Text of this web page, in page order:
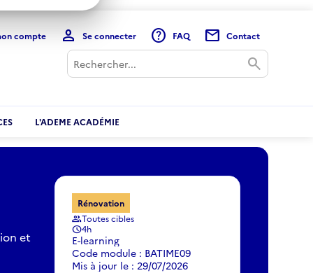
compte person Se connecter help FAQ mail Contact
search
Rechercher
L'ADEME ACADÉMIE
et
Rénovation
groupToutes cibles
schedule4h
E-learning
Code module : BATIME09
Mis à jour le : 29/07/2026